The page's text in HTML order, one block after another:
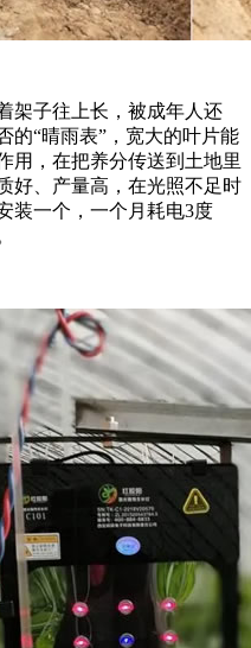
子往上长，被成年人还
的“晴雨表”，宽大的叶片能
用，在把养分传送到土地里
好、产量高，在光照不足时
装一个，一个月耗电3度